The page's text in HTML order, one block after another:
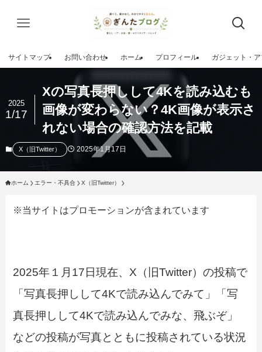
サイトマップ お問い合わせ ホーム プロフィール ガジェット・
Xの写真長押しして4Kを読み込むも
画像が変わらない？4K画像が表示さ
れない場合の確認方法を記載
2025
1/17
X（旧Twitter） 2025年1月17日
ホーム エラー・不具合 X（旧Twitter）
※当サイトはプロモーションが含まれています
2025年１月17日現在、X（旧Twitter）の投稿で
「写真長押しして4Kで読み込んでみて」「写
真長押しして4Kで読み込んでみな、飛ぶぞ」
などの投稿が写真とともに投稿されている状況